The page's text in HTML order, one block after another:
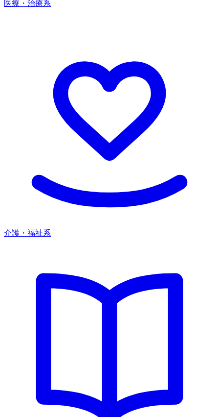
医療・治療系
介護・福祉系